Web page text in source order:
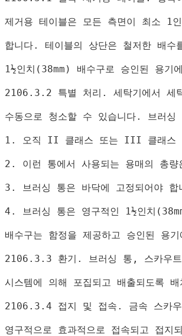
제거용 테이블은 모든 측면이 최소 1
합니다. 테이블의 상단은 철저한 배
1½인치 (38mm) 배수구로 승인된 용기
2106.3.2 특별 처리 . 세탁기에서
수동으로 청소할 수 있습니다. 브러싱
1. 오직 II 클래스 또는 III 클래스
2. 이런 통에서 사용되는 용매의 총량
3. 브러싱 통은 바닥에 고정되어야 합
4. 브러싱 통은 영구적인 1½인치
배수구는 함정을 제공하고 승인된 용
2106.3.3 환기 . 브러싱 통 , 스카우트
시스템에 의해 포집되고 배출되도록 배
2106.3.4 접지 및 접속 . 금속 스카
영구적으로 효과적으로 접속되고 접지